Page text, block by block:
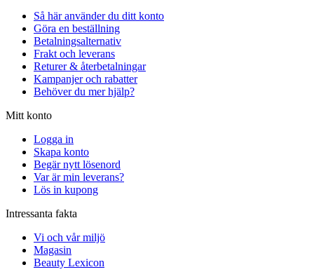
Så här använder du ditt konto
Göra en beställning
Betalningsalternativ
Frakt och leverans
Returer & återbetalningar
Kampanjer och rabatter
Behöver du mer hjälp?
Mitt konto
Logga in
Skapa konto
Begär nytt lösenord
Var är min leverans?
Lös in kupong
Intressanta fakta
Vi och vår miljö
Magasin
Beauty Lexicon